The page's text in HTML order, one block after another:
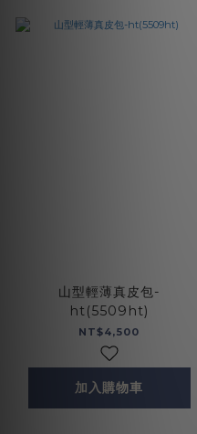
山型輕薄真皮包-
ht(5509ht)
NT$4,500
加入購物車